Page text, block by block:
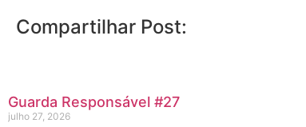
Compartilhar Post:
Guarda Responsável #27
julho 27, 2026